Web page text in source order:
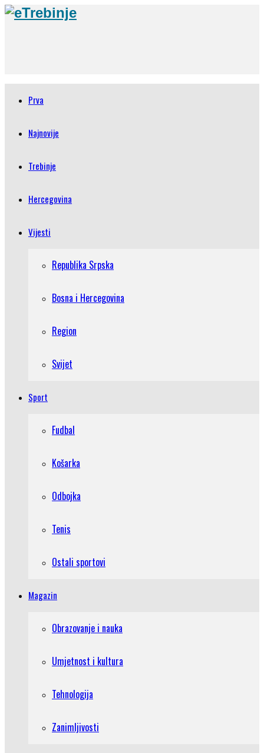
Prva
Najnovije
Trebinje
Hercegovina
Vijesti
Republika Srpska
Bosna i Hercegovina
Region
Svijet
Sport
Fudbal
Košarka
Odbojka
Tenis
Ostali sportovi
Magazin
Obrazovanje i nauka
Umjetnost i kultura
Tehnologija
Zanimljivosti